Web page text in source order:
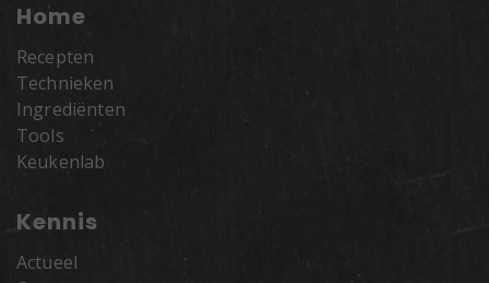
Home
Recepten
Technieken
Ingrediënten
Tools
Keukenlab
Kennis
Actueel